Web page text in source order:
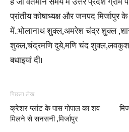
प्रांतीय कोषाध्यक्ष और जनपद मिर्जापुर
में..भोलानाथ शुक्ल,अमरेश चंद्र शुक्ल
शुक्ल,चंद्रमणि दुबे,मणि चंद
बधाइयां दी।
पिछला लेख
क्रेशर प्लांट के पास गोपाल का शव
मिलने से सनसनी ,मिर्जापुर